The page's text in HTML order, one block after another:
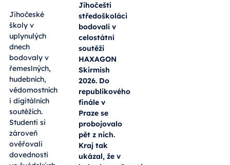
Jihočeské
školy v
uplynulých
dnech
bodovaly v
řemeslných,
hudebních,
vědomostních
i digitálních
soutěžích.
Studenti si
zároveň
ověřovali
dovednosti
Jihočeští
středoškoláci
bodovali v
celostátní
soutěži
HAXAGON
Skirmish
2026. Do
republikového
finále v
Praze se
probojovalo
pět z nich.
Kraj tak
ukázal, že v